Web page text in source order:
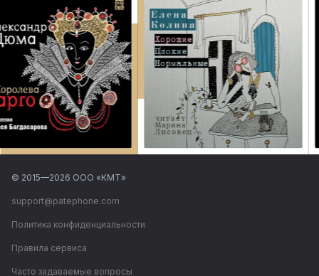
© 2015—2026 ООО «КМТ»
support@patephone.com
Политика конфиденциальности
Правила сервиса
Часто задаваемые вопросы